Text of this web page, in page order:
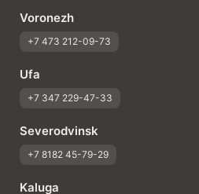
Voronezh
+7 473 212-09-73
Ufa
+7 347 229-47-33
Severodvinsk
+7 8182 45-79-29
Kaluga